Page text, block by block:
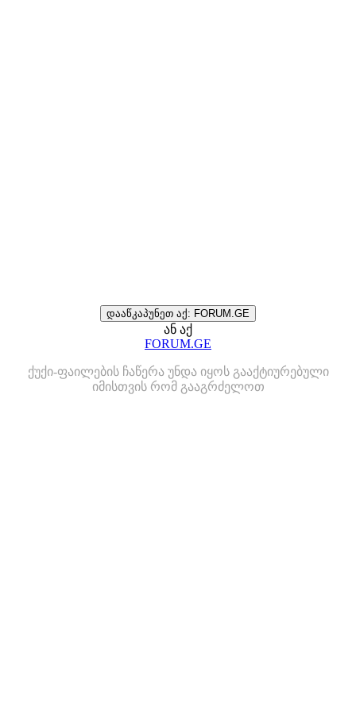
დააწკაპუნეთ აქ: FORUM.GE
ან აქ
FORUM.GE
ქუქი-ფაილების ჩაწერა უნდა იყოს გააქტიურებული
იმისთვის რომ გააგრძელოთ